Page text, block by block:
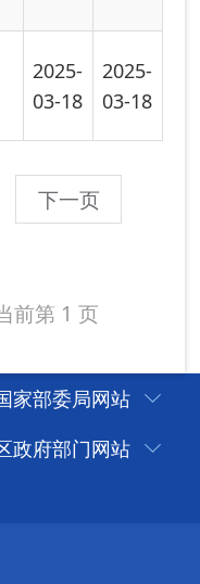
家部委局网站
政府部门网站